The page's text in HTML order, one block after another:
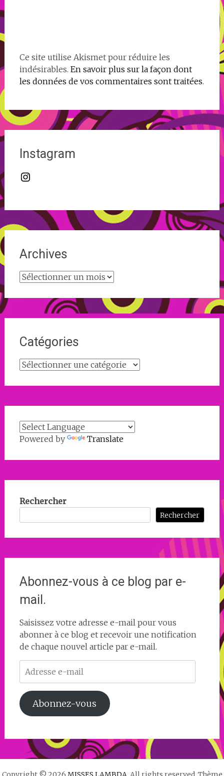
Ce site utilise Akismet pour réduire les
indésirables. En savoir plus sur la façon dont
les données de vos commentaires sont traitées.
Instagram
Instagram
Archives
Archives
Catégories
Catégories
Powered by Translate
Rechercher
Rechercher
Abonnez-vous à ce blog par e-
mail.
Saisissez votre adresse e-mail pour vous
abonner à ce blog et recevoir une notification
de chaque nouvel article par e-mail.
e-
mail
Abonnez-vous